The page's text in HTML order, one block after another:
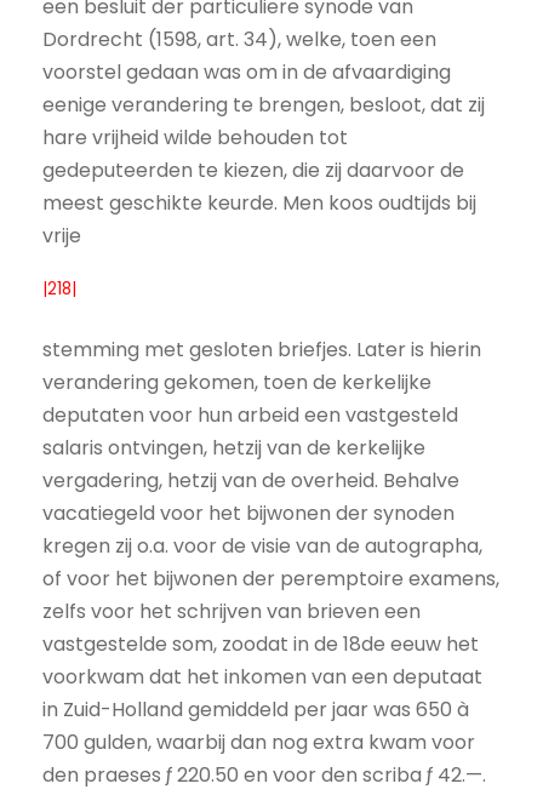
een besluit der particuliere synode van
Dordrecht (1598, art. 34), welke, toen een
voorstel gedaan was om in de afvaardiging
eenige verandering te brengen, besloot, dat zij
hare vrijheid wilde behouden tot
gedeputeerden te kiezen, die zij daarvoor de
meest geschikte keurde. Men koos oudtijds bij
vrije
|218|
stemming met gesloten briefjes. Later is hierin
verandering gekomen, toen de kerkelijke
deputaten voor hun arbeid een vastgesteld
salaris ontvingen, hetzij van de kerkelijke
vergadering, hetzij van de overheid. Behalve
vacatiegeld voor het bijwonen der synoden
kregen zij o.a. voor de visie van de autographa,
of voor het bijwonen der peremptoire examens,
zelfs voor het schrijven van brieven een
vastgestelde som, zoodat in de 18de eeuw het
voorkwam dat het inkomen van een deputaat
in Zuid-Holland gemiddeld per jaar was 650 à
700 gulden, waarbij dan nog extra kwam voor
den praeses ƒ 220.50 en voor den scriba ƒ 42.—.